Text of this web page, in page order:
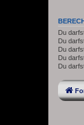
Du
Du
Du
Du
Du